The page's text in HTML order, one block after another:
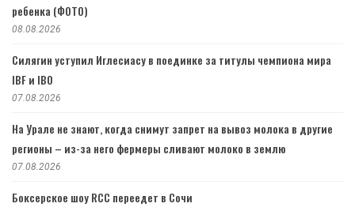
ребенка (ФОТО)
08.08.2026
Силягин уступил Иглесиасу в поединке за титулы чемпиона мира
IBF и IBO
07.08.2026
На Урале не знают, когда снимут запрет на вывоз молока в другие
регионы – из-за него фермеры сливают молоко в землю
07.08.2026
Боксерское шоу RCC переедет в Сочи